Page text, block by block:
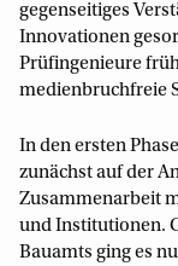
gegenseitiges
Innovationen
Prüfingenieure
medienbruchfreie
In den ersten
zunächst auf der
Zusammenarbeit
und Institutionen.
Bauamts ging es